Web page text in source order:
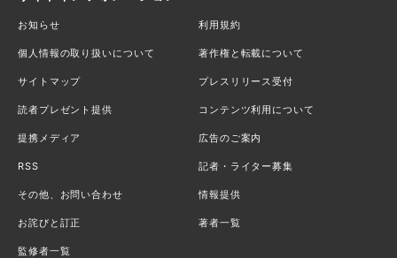
お知らせ 利用規約
個人情報の取り扱いについて 著作権と転載について
サイトマップ プレスリリース受付
読者プレゼント提供 コンテンツ利用について
提携メディア 広告のご案内
RSS 記者・ライター募集
その他、お問い合わせ 情報提供
お詫びと訂正 著者一覧
監修者一覧